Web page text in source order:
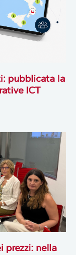
pubblicata la
ICT
prezzi: nella